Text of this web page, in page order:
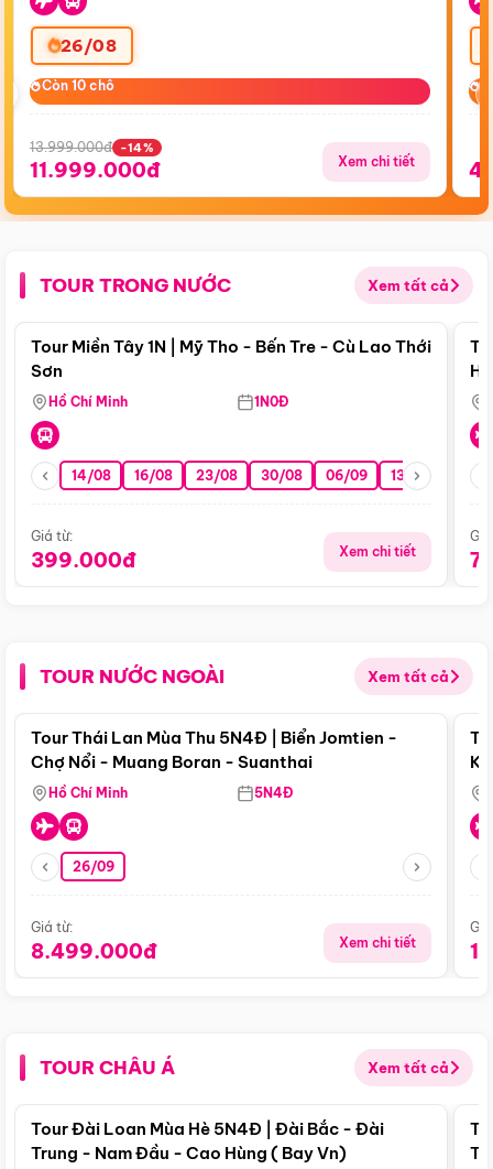
26/08
Còn 10 chỗ
Còn 10 chỗ
13.999.000đ -14%
11.999.000đ Xem chi tiết
TOUR TRONG NƯỚC Xem tất cả
Điểm nổi bật
Tour Miền Tây 1N | Mỹ Tho - Bến Tre - Cù Lao Thới
Sơn
Hồ Chí Minh 1N0Đ
14/08 16/08 23/08 30/08 06/09 13/09 20/09
Giá từ:
399.000đ Xem chi tiết
TOUR NƯỚC NGOÀI Xem tất cả
Điểm nổi bật
Tour Thái Lan Mùa Thu 5N4Đ | Biển Jomtien -
Chợ Nổi - Muang Boran - Suanthai
Hồ Chí Minh 5N4Đ
26/09
Giá từ:
8.499.000đ Xem chi tiết
TOUR CHÂU Á Xem tất cả
Điểm nổi bật
Tour Đài Loan Mùa Hè 5N4Đ | Đài Bắc - Đài
Trung - Nam Đầu - Cao Hùng ( Bay Vn)